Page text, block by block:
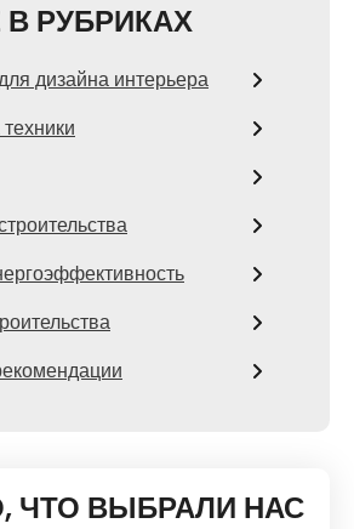
РУБРИКАХ
дизайна интерьера
ЧТО ВЫБРАЛИ НАС